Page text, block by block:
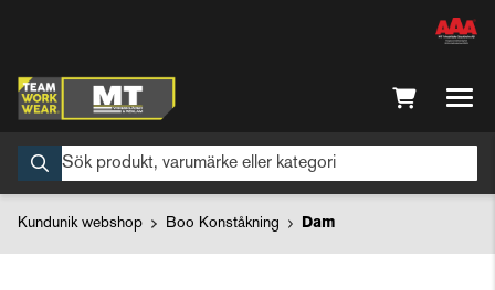
Kundunik webshop Boo Konståkning Dam